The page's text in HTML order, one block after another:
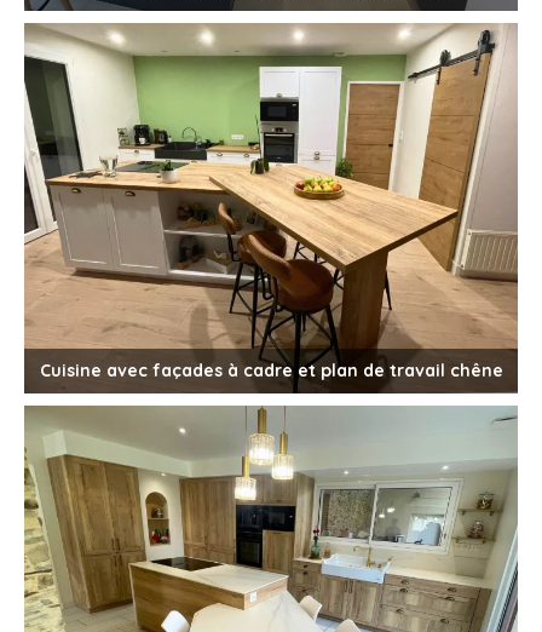
Cuisine avec façades à cadre et plan de travail chêne